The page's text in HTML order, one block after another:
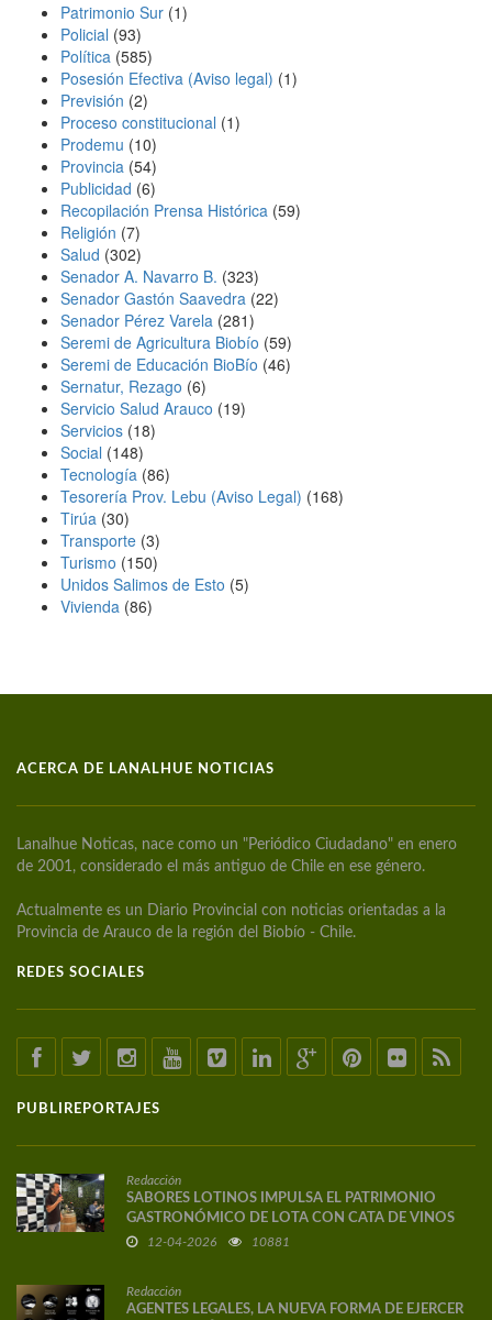
Patrimonio Sur (1)
Policial (93)
Política (585)
Posesión Efectiva (Aviso legal) (1)
Previsión (2)
Proceso constitucional (1)
Prodemu (10)
Provincia (54)
Publicidad (6)
Recopilación Prensa Histórica (59)
Religión (7)
Salud (302)
Senador A. Navarro B. (323)
Senador Gastón Saavedra (22)
Senador Pérez Varela (281)
Seremi de Agricultura Biobío (59)
Seremi de Educación BioBí­o (46)
Sernatur, Rezago (6)
Servicio Salud Arauco (19)
Servicios (18)
Social (148)
Tecnología (86)
Tesorería Prov. Lebu (Aviso Legal) (168)
Tirúa (30)
Transporte (3)
Turismo (150)
Unidos Salimos de Esto (5)
Vivienda (86)
ACERCA DE LANALHUE NOTICIAS
Lanalhue Noticas, nace como un "Periódico Ciudadano" en enero
de 2001, considerado el más antiguo de Chile en ese género.
Actualmente es un Diario Provincial con noticias orientadas a la
Provincia de Arauco de la región del Biobío - Chile.
REDES SOCIALES
PUBLIREPORTAJES
Redacción
SABORES LOTINOS IMPULSA EL PATRIMONIO
GASTRONÓMICO DE LOTA CON CATA DE VINOS
DE AUTOR
12-04-2026 10881
Redacción
AGENTES LEGALES, LA NUEVA FORMA DE EJERCER